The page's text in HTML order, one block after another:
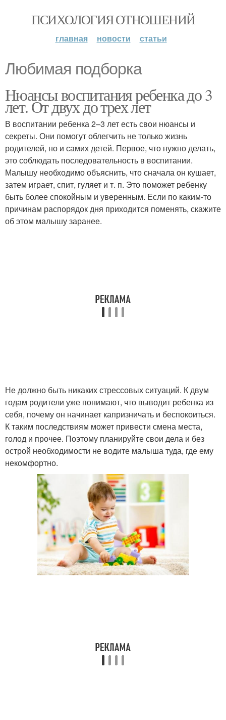
ПСИХОЛОГИЯ ОТНОШЕНИЙ
главная новости статьи
Любимая подборка
Нюансы воспитания ребенка до 3
лет. От двух до трех лет
В воспитании ребенка 2–3 лет есть свои нюансы и
секреты. Они помогут облегчить не только жизнь
родителей, но и самих детей. Первое, что нужно делать,
это соблюдать последовательность в воспитании.
Малышу необходимо объяснить, что сначала он кушает,
затем играет, спит, гуляет и т. п. Это поможет ребенку
быть более спокойным и уверенным. Если по каким-то
причинам распорядок дня приходится поменять, скажите
об этом малышу заранее.
Не должно быть никаких стрессовых ситуаций. К двум
годам родители уже понимают, что выводит ребенка из
себя, почему он начинает капризничать и беспокоиться.
К таким последствиям может привести смена места,
голод и прочее. Поэтому планируйте свои дела и без
острой необходимости не водите малыша туда, где ему
некомфортно.